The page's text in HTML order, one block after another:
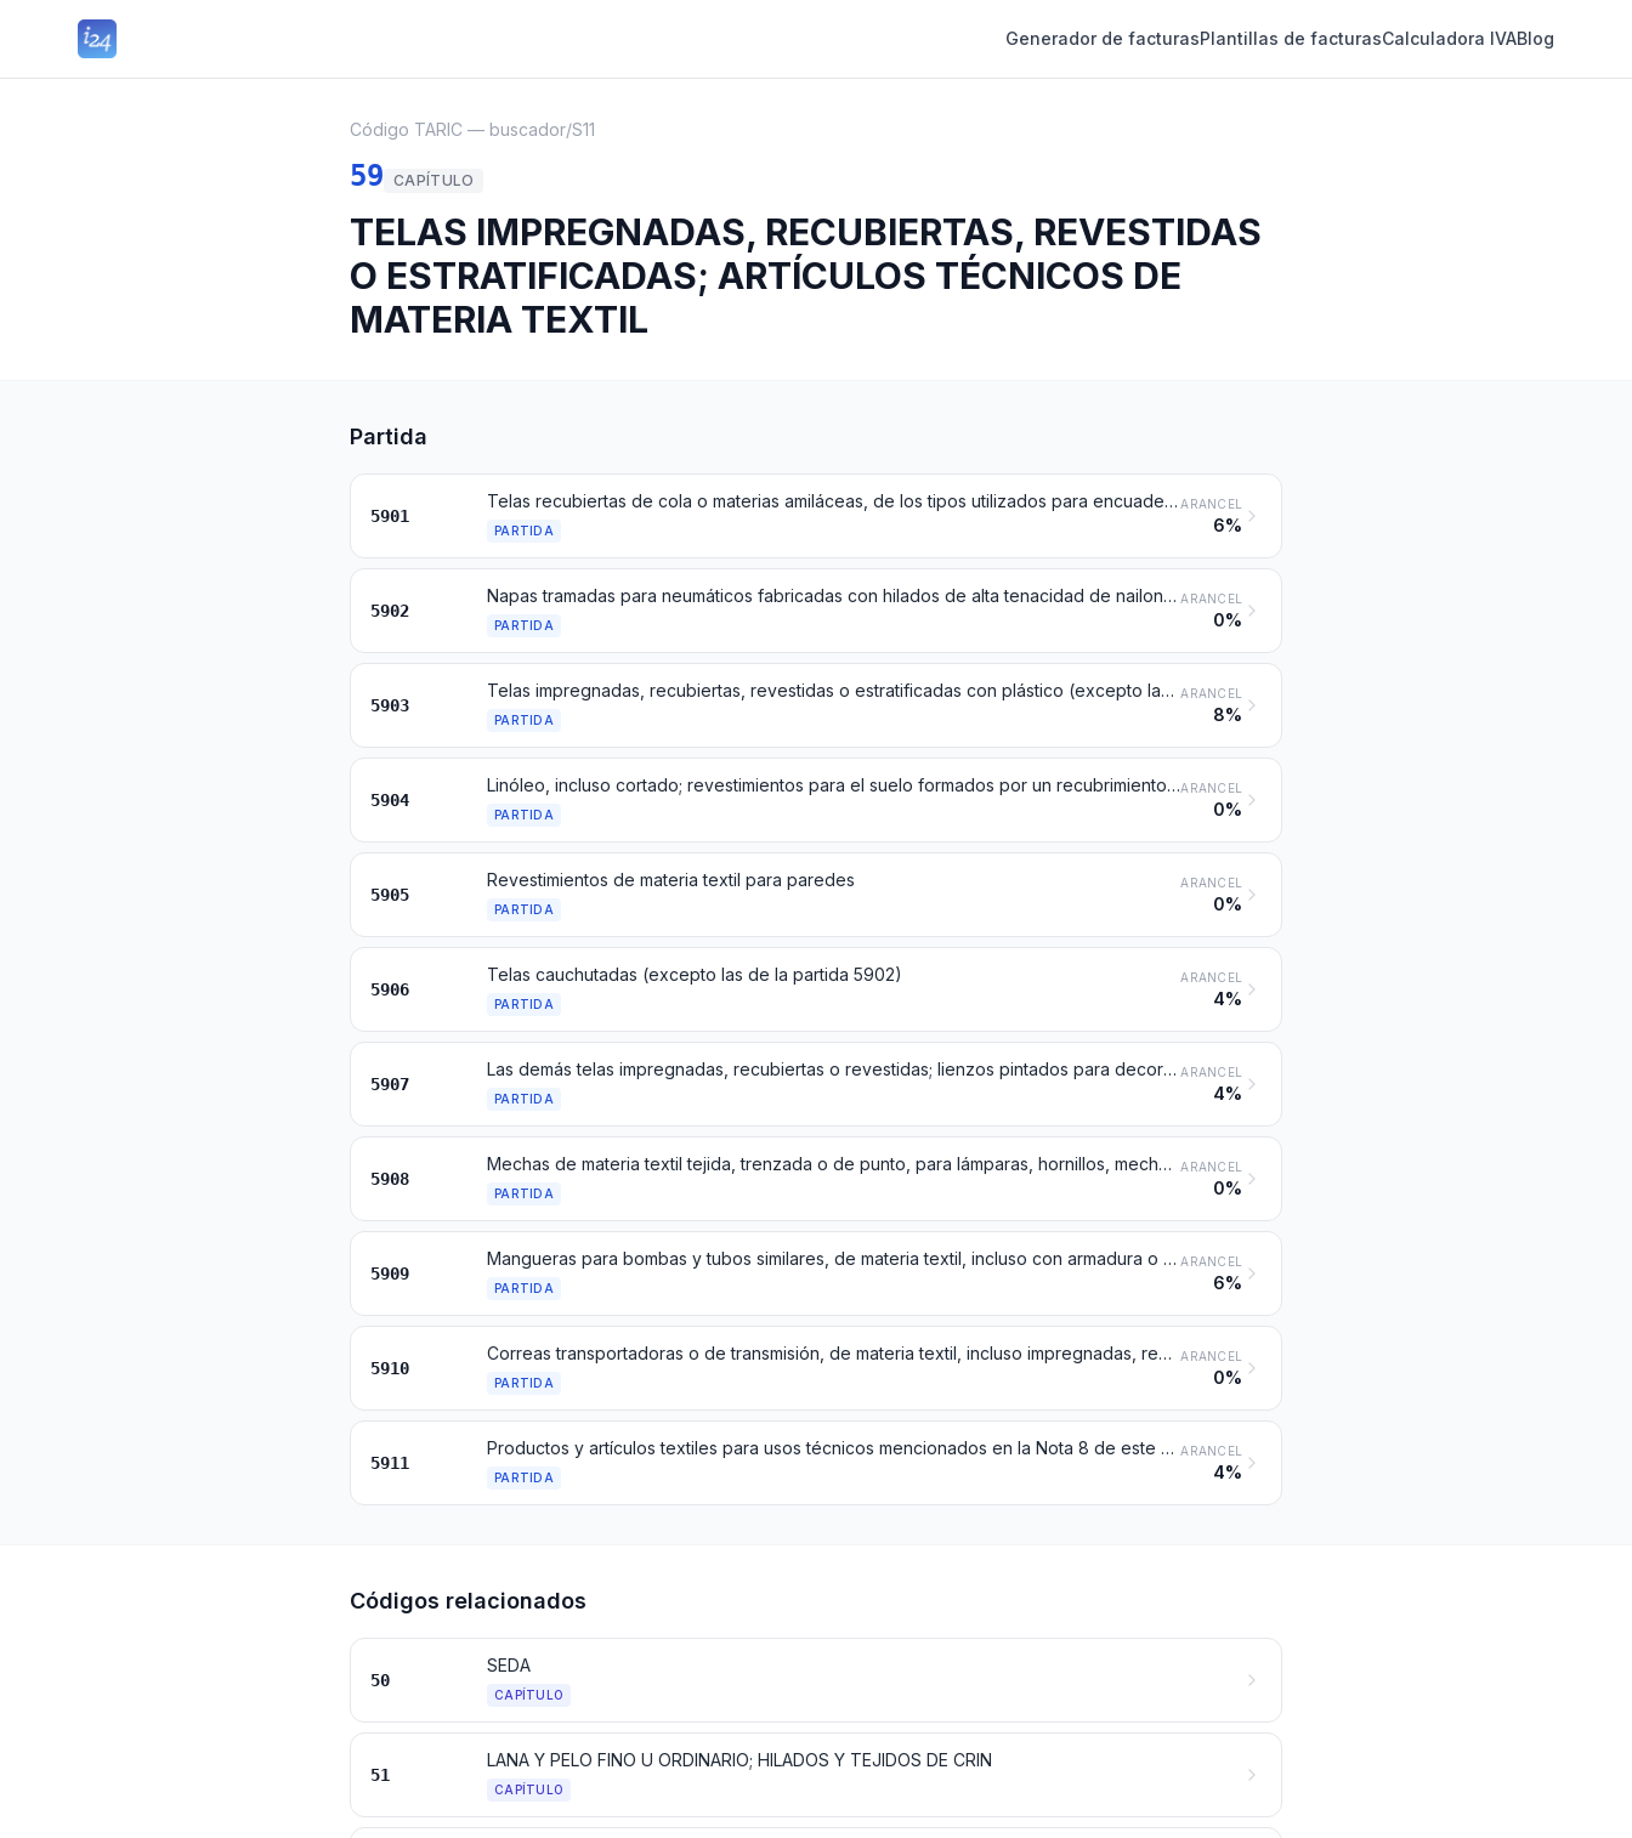
Generador de facturasPlantillas de facturasCalculadora IVABlog
Código TARIC — buscador/S11
59 CAPÍTULO
TELAS IMPREGNADAS, RECUBIERTAS, REVESTIDAS
O ESTRATIFICADAS; ARTÍCULOS TÉCNICOS DE
MATERIA TEXTIL
Partida
5901
Telas recubiertas de cola o materias amiláceas, de los tipos utilizados para encuadernación, cartonaje, estuchería o usos similares; transparentes textiles para calcar o dibujar; lienzos preparados para pintar; bucarán y telas rígidas similares de los tipos utilizados en sombrerería
PARTIDA
ARANCEL
6%
5902
Napas tramadas para neumáticos fabricadas con hilados de alta tenacidad de nailon o demás poliamidas, de poliésteres o de rayón viscosa
PARTIDA
ARANCEL
0%
5903
Telas impregnadas, recubiertas, revestidas o estratificadas con plástico (excepto las de la partida 5902)
PARTIDA
ARANCEL
8%
5904
Linóleo, incluso cortado; revestimientos para el suelo formados por un recubrimiento o revestimiento aplicado sobre un soporte textil, incluso cortados
PARTIDA
ARANCEL
0%
5905
Revestimientos de materia textil para paredes
PARTIDA
ARANCEL
0%
5906
Telas cauchutadas (excepto las de la partida 5902)
PARTIDA
ARANCEL
4%
5907
Las demás telas impregnadas, recubiertas o revestidas; lienzos pintados para decoraciones de teatro, fondos de estudio o usos análogos
PARTIDA
ARANCEL
4%
5908
Mechas de materia textil tejida, trenzada o de punto, para lámparas, hornillos, mecheros, velas o similares; manguitos de incandescencia y tejidos de punto tubulares utilizados para su fabricación, incluso impregnados
PARTIDA
ARANCEL
0%
5909
Mangueras para bombas y tubos similares, de materia textil, incluso con armadura o accesorios de otras materias
PARTIDA
ARANCEL
6%
5910
Correas transportadoras o de transmisión, de materia textil, incluso impregnadas, recubiertas, revestidas o estratificadas con plástico o reforzadas con metal u otra materia
PARTIDA
ARANCEL
0%
5911
Productos y artículos textiles para usos técnicos mencionados en la Nota 8 de este Capítulo
PARTIDA
ARANCEL
4%
Códigos relacionados
50
SEDA
CAPÍTULO
51
LANA Y PELO FINO U ORDINARIO; HILADOS Y TEJIDOS DE CRIN
CAPÍTULO